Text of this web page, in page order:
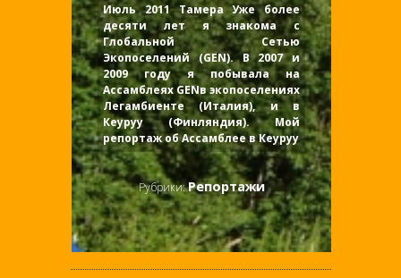
Июль 2011 Тамера Уже более
десяти лет я знакома с
Глобальной Сетью
Экопоселений (GEN). В 2007 и
2009 году я побывала на
Ассамблеях GENв экопоселениях
Легамбиенте (Италия), и в
Кеуруу (Финляндия). Мой
репортаж об Ассамблее в Кеуруу
Рубрики:Репортажи